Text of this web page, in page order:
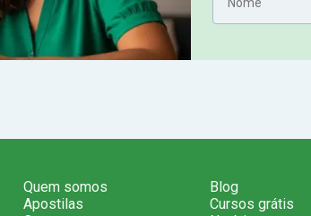
Nome
E-mail
Quem somos
Apostilas
Blog
Cursos grátis